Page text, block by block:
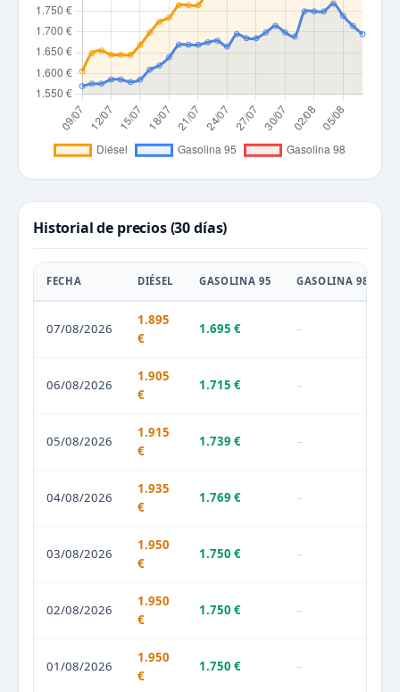
Historial de precios (30 días)
FECHA DIÉSEL GASOLINA 95 GASOLINA 98
07/08/2026
1.895
€
1.695 € –
06/08/2026
1.905
€
1.715 € –
05/08/2026
1.915
€
1.739 € –
04/08/2026
1.935
€
1.769 € –
03/08/2026
1.950
€
1.750 € –
02/08/2026
1.950
€
1.750 € –
01/08/2026
1.950
€
1.750 € –